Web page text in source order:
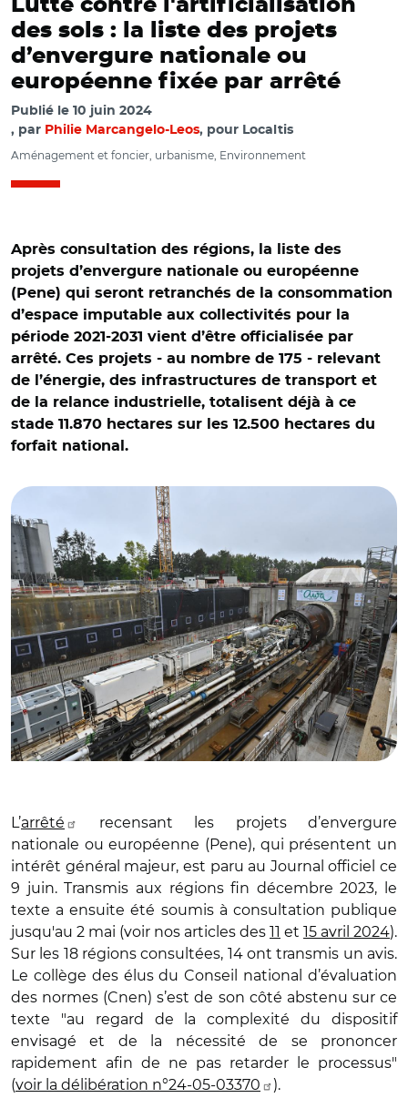
Lutte contre l'artificialisation
des sols : la liste des projets
d’envergure nationale ou
européenne fixée par arrêté
Publié le 10 juin 2024
par Philie Marcangelo-Leos, pour Localtis
Aménagement et foncier, urbanisme, Environnement
Après consultation des régions, la liste des
projets d’envergure nationale ou européenne
(Pene) qui seront retranchés de la consommation
d’espace imputable aux collectivités pour la
période 2021-2031 vient d’être officialisée par
arrêté. Ces projets - au nombre de 175 - relevant
de l’énergie, des infrastructures de transport et
de la relance industrielle, totalisent déjà à ce
stade 11.870 hectares sur les 12.500 hectares du
forfait national.
L’arrêté
recensant les projets d’envergure
nationale ou européenne (Pene), qui présentent un
intérêt général majeur, est paru au Journal officiel ce
9 juin. Transmis aux régions fin décembre 2023, le
texte a ensuite été soumis à consultation publique
jusqu'au 2 mai (voir nos articles des 11 et 15 avril 2024).
Sur les 18 régions consultées, 14 ont transmis un avis.
Le collège des élus du Conseil national d’évaluation
des normes (Cnen) s’est de son côté abstenu sur ce
texte "au regard de la complexité du dispositif
envisagé et de la nécessité de se prononcer
rapidement afin de ne pas retarder le processus"
(voir la délibération n°24-05-03370 ).